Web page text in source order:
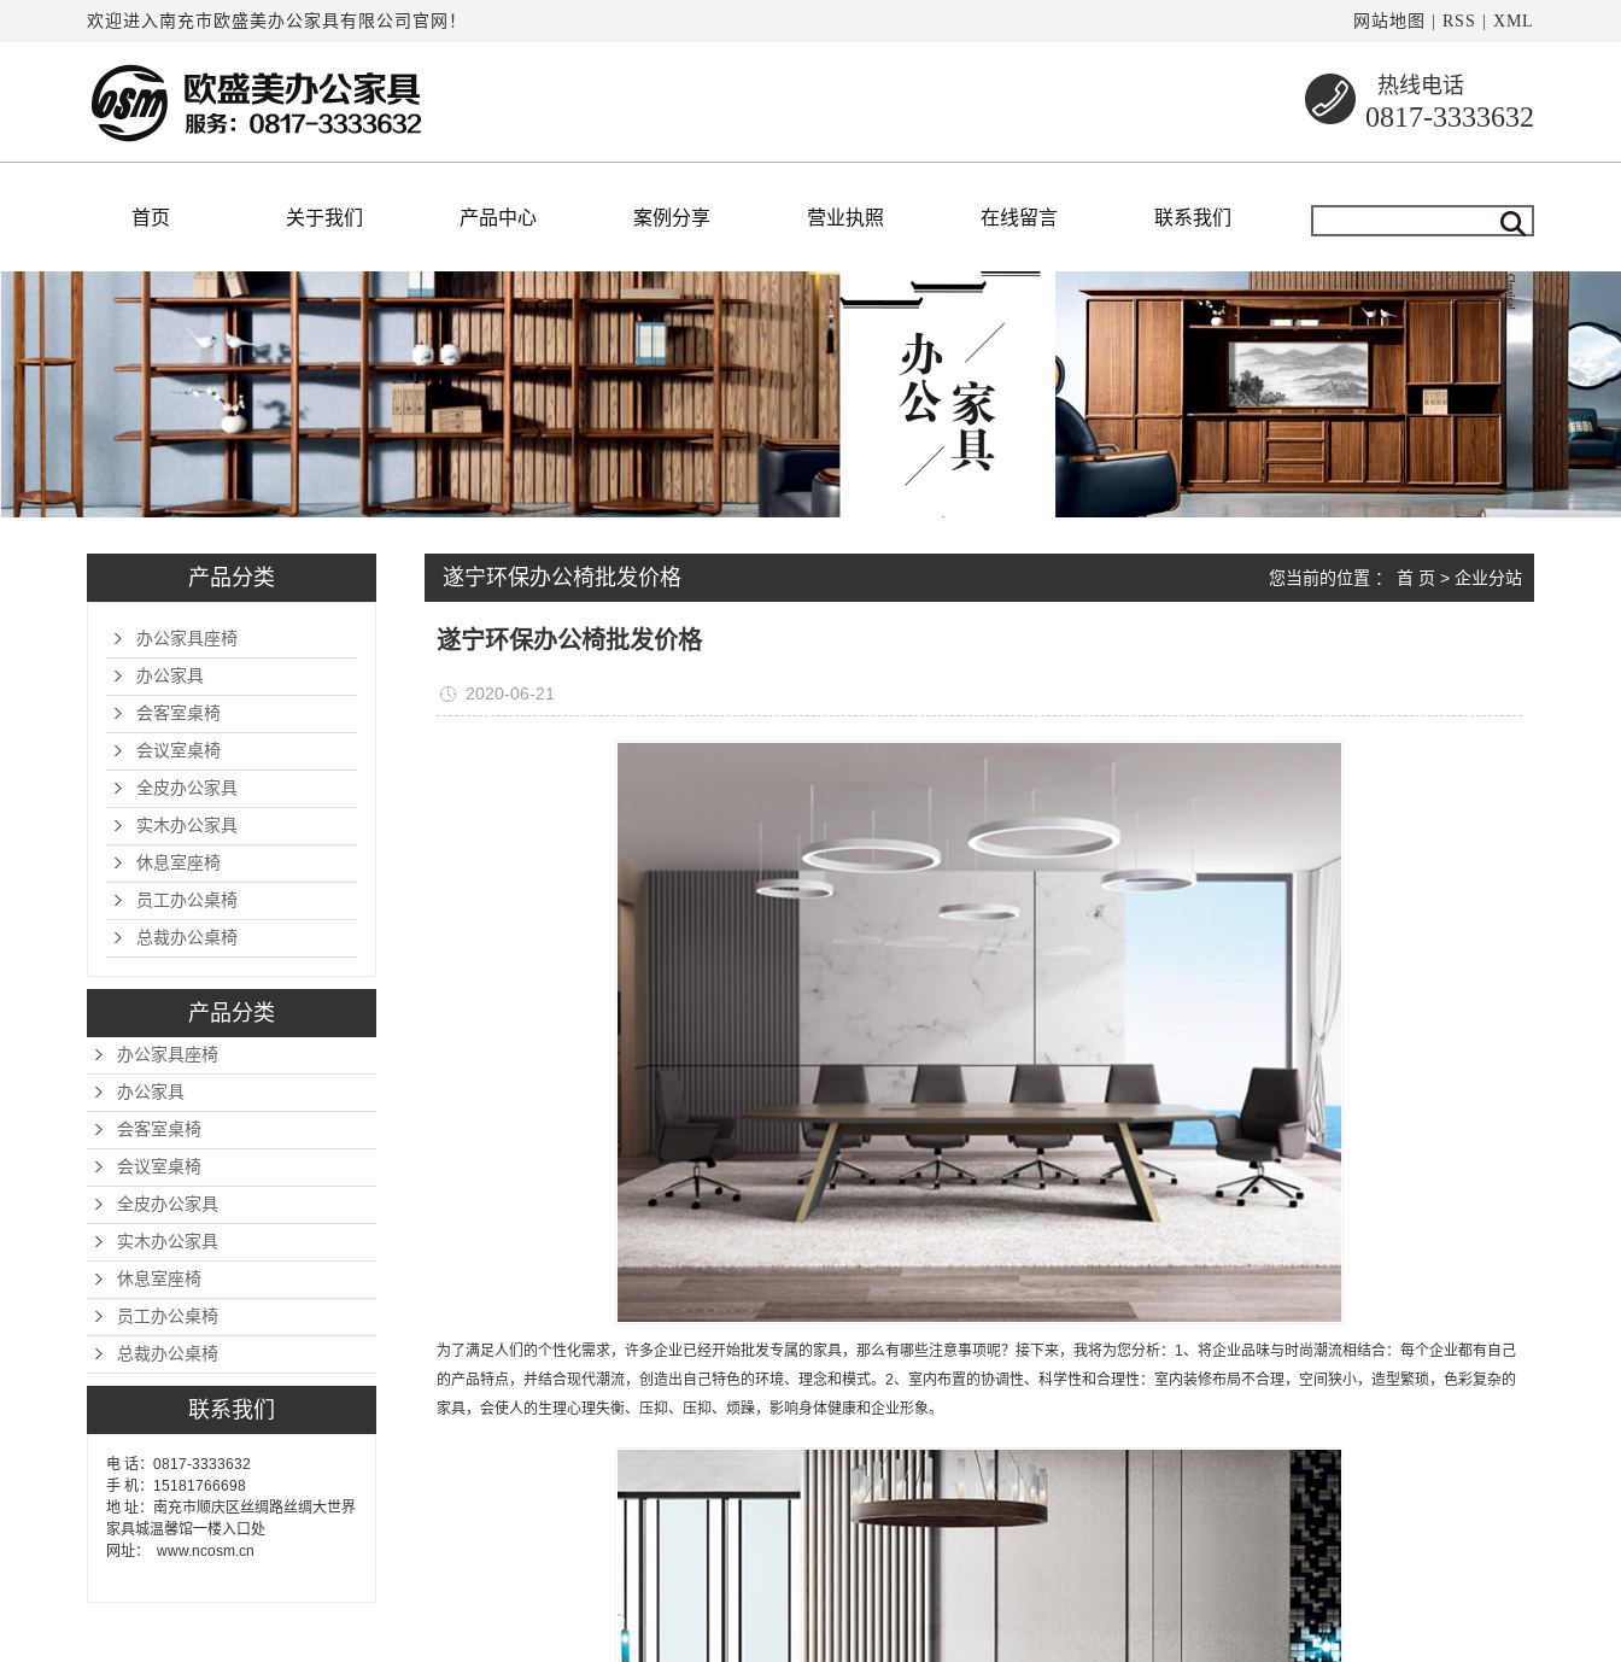
欢迎进入南充市欧盛美办公家具有限公司官网！ 网站地图 RSS XML
热线电话
0817-3333632
首页 关于我们 产品中心 案例分享 营业执照 在线留言 联系我们
产品分类
办公家具座椅
办公家具
会客室桌椅
会议室桌椅
全皮办公家具
实木办公家具
休息室座椅
员工办公桌椅
总裁办公桌椅
产品分类
办公家具座椅
办公家具
会客室桌椅
会议室桌椅
全皮办公家具
实木办公家具
休息室座椅
员工办公桌椅
总裁办公桌椅
联系我们
电 话：0817-3333632
手 机：15181766698
地 址：南充市顺庆区丝绸路丝绸大世界
家具城温馨馆一楼入口处
网址： www.ncosm.cn
遂宁环保办公椅批发价格 您当前的位置 ： 首 页 > 企业分站
遂宁环保办公椅批发价格
2020-06-21
为了满足人们的个性化需求，许多企业已经开始批发专属的家具，那么有哪些注意事项呢？接下来，我将为您分析：1、将企业品味与时尚潮流相结合：每个企业都有自己
的产品特点，并结合现代潮流，创造出自己特色的环境、理念和模式。2、室内布置的协调性、科学性和合理性：室内装修布局不合理，空间狭小，造型繁琐，色彩复杂的
家具，会使人的生理心理失衡、压抑、压抑、烦躁，影响身体健康和企业形象。